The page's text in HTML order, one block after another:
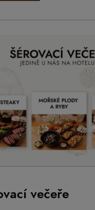
večeře